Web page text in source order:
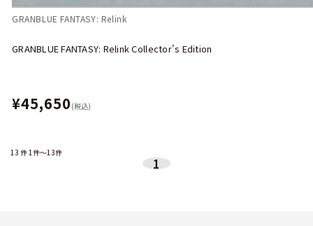
GRANBLUE FANTASY: Relink
GRANBLUE FANTASY: Relink Collector's Edition
¥45,650 (税込)
13 件1件～13件
1